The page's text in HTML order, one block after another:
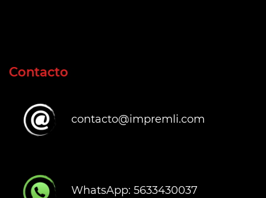
Contacto
contacto@impremli.com
WhatsApp: 5633430037